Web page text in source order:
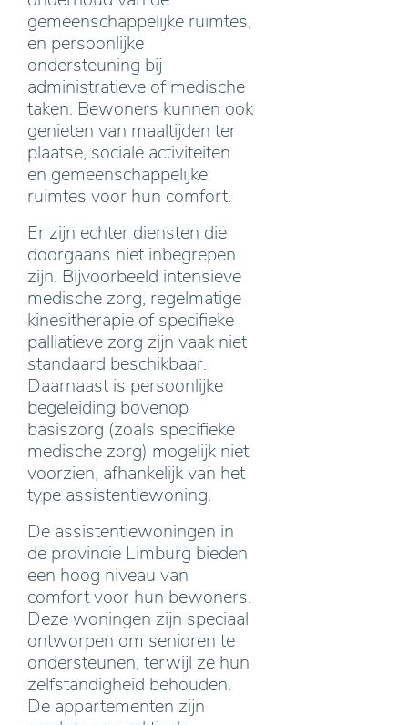
gemeenschappelijke ruimtes,
en persoonlijke
ondersteuning bij
administratieve of medische
taken. Bewoners kunnen ook
genieten van maaltijden ter
plaatse, sociale activiteiten
en gemeenschappelijke
ruimtes voor hun comfort.
Er zijn echter diensten die
doorgaans niet inbegrepen
zijn. Bijvoorbeeld intensieve
medische zorg, regelmatige
kinesitherapie of specifieke
palliatieve zorg zijn vaak niet
standaard beschikbaar.
Daarnaast is persoonlijke
begeleiding bovenop
basiszorg (zoals specifieke
medische zorg) mogelijk niet
voorzien, afhankelijk van het
type assistentiewoning.
De assistentiewoningen in
de provincie Limburg bieden
een hoog niveau van
comfort voor hun bewoners.
Deze woningen zijn speciaal
ontworpen om senioren te
ondersteunen, terwijl ze hun
zelfstandigheid behouden.
De appartementen zijn